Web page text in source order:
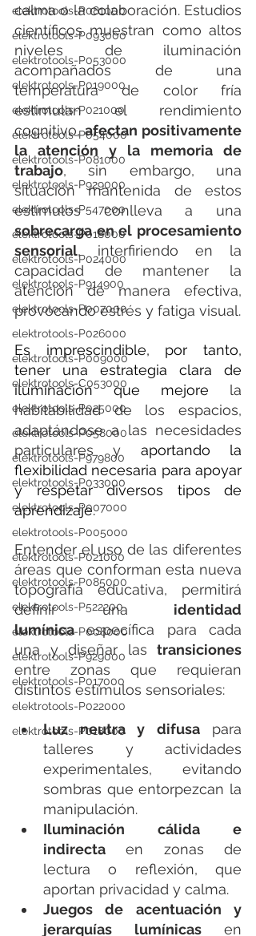
elektrotools-P081000
elektrotools-P093000
elektrotools-P053000
elektrotools-P019000
elektrotools-P021000
elektrotools-P054000
elektrotools-P081000
elektrotools-P929000
elektrotools-P547000
elektrotools-P018000
elektrotools-P024000
elektrotools-P914900
elektrotools-P007000
elektrotools-P026000
elektrotools-P009000
elektrotools-C053000
elektrotools-P025000
elektrotools-P058000
elektrotools-P979800
elektrotools-P033000
elektrotools-P007000
elektrotools-P005000
elektrotools-P021000
elektrotools-P085000
elektrotools-P522200
elektrotools-P008000
elektrotools-P929000
elektrotools-P017000
elektrotools-P022000
elektrotools-P018000
calma o la colaboración. Estudios
científicos muestran como altos
niveles de iluminación
acompañados de una
temperatura de color fría
estimulan el rendimiento
cognitivo, afectan positivamente
la atención y la memoria de
trabajo, sin embargo, una
situación mantenida de estos
sobrecarga en el procesamiento
sensorial, interfiriendo en la
capacidad de mantener la
atención de manera efectiva,
provocando estrés y fatiga visual.
Es imprescindible, por tanto,
tener una estrategia clara de
iluminación que mejore la
habitabilidad de los espacios,
adaptándose a las necesidades
particulares y aportando la
flexibilidad necesaria para apoyar
y respetar diversos tipos de
aprendizaje.
Entender el uso de las diferentes
áreas que conforman esta nueva
topografía educativa, permitirá
definir una identidad
lumínica específica para cada
una y diseñar las
entre zonas que requieran
distintos estímulos sensoriales:
Luz neutra y difusa para
talleres y actividades
experimentales, evitando
sombras que entorpezcan la
manipulación.
Iluminación cálida e
indirecta en zonas de
lectura o reflexión, que
aportan privacidad y calma.
Juegos de acentuación y
jerarquías lumínicas en